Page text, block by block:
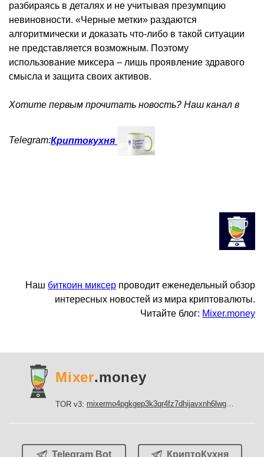
разбираясь в деталях и не учитывая презумпцию
невиновности. «Черные метки» раздаются
алгоритмически и доказать что-либо в такой ситуации
не представляется возможным. Поэтому
использование миксера – лишь проявление здравого
смысла и защита своих активов.
Хотите первым прочитать новость? Наш канал в
Telegram:Криптокухня
Наш биткоин миксер проводит еженедельный обзор
интересных новостей из мира криптовалюты.
Читайте блог: Mixer.money
Mixer.money
TOR v3: mixermo4pgkgep3k3qr4fz7dhijavxnh6lwgu7gf5qeltpy4unjed2yd.onion
Telegram Bot КриптоКухня